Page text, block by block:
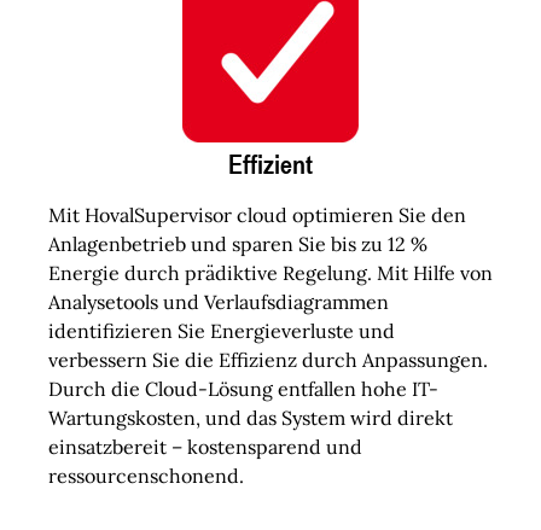
Effizient
Mit HovalSupervisor cloud optimieren Sie den
Anlagenbetrieb und sparen Sie bis zu 12 %
Energie durch prädiktive Regelung. Mit Hilfe von
Analysetools und Verlaufsdiagrammen
identifizieren Sie Energieverluste und
verbessern Sie die Effizienz durch Anpassungen.
Durch die Cloud-Lösung entfallen hohe IT-
Wartungskosten, und das System wird direkt
einsatzbereit – kostensparend und
ressourcenschonend.